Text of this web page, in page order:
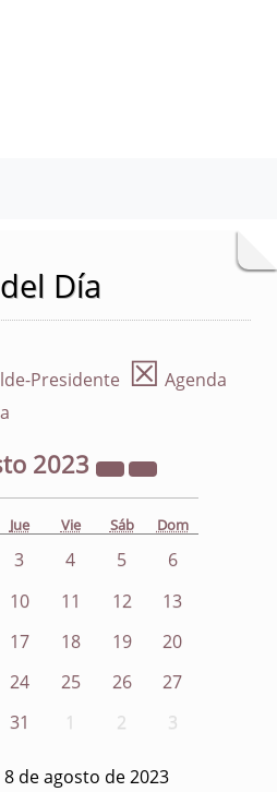
Día
Presidente ☒ Agenda
2023
Jue Vie Sáb Dom
3 4 5
6
10 11 12
13
17 18 19
20
24 25 26
27
31 1 2 3
de agosto de 2023